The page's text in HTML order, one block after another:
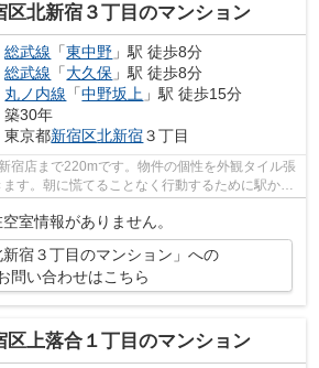
区北新宿３丁目のマンション
総武線 「東中野 」駅 徒歩8分
総武線 「大久保 」駅 徒歩8分
丸ノ内線 「中野坂上 」駅 徒歩15分
築30年
東京都新宿区北新宿３丁目
宿店まで220mです。物件の個性を外観タイル張
す。朝に慌てることなく行動するために駅から
でしょうか...
室情報がありません。
新宿３丁目のマンション」への
問い合わせはこちら
区上落合１丁目のマンション